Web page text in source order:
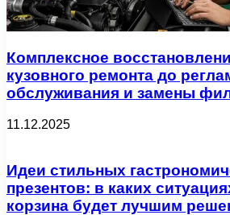
Комплексное
кузовного ремонта до
обслуживания и замены
11.12.2025
Идеи стильных
презентов: в каких
корзина будет лучшим